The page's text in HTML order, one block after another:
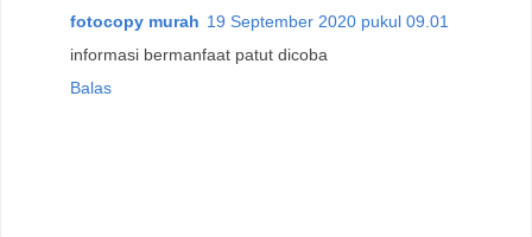
fotocopy murah 19 September 2020 pukul 09.01
informasi bermanfaat patut dicoba
Balas